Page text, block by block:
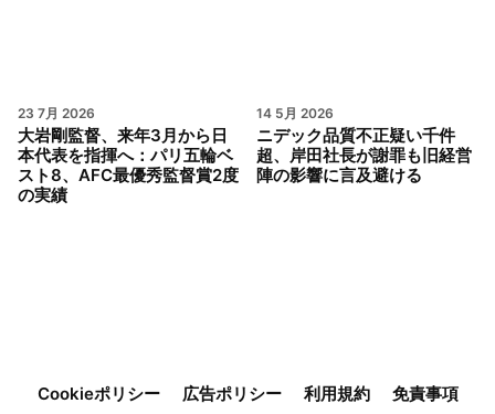
23 7月 2026
大岩剛監督、来年3月から日
本代表を指揮へ：パリ五輪ベ
スト8、AFC最優秀監督賞2度
の実績
14 5月 2026
ニデック品質不正疑い千件
超、岸田社長が謝罪も旧経営
陣の影響に言及避ける
Cookieポリシー 広告ポリシー 利用規約
免責事項